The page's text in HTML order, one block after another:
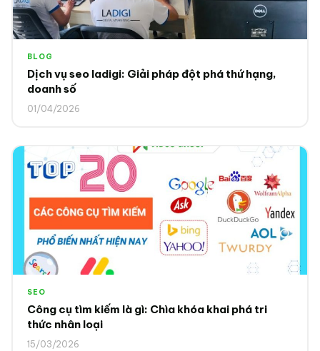
BLOG
Dịch vụ seo ladigi: Giải pháp đột phá thứ hạng,
doanh số
01/04/2026
SEO
Công cụ tìm kiếm là gì: Chìa khóa khai phá tri
thức nhân loại
15/03/2026